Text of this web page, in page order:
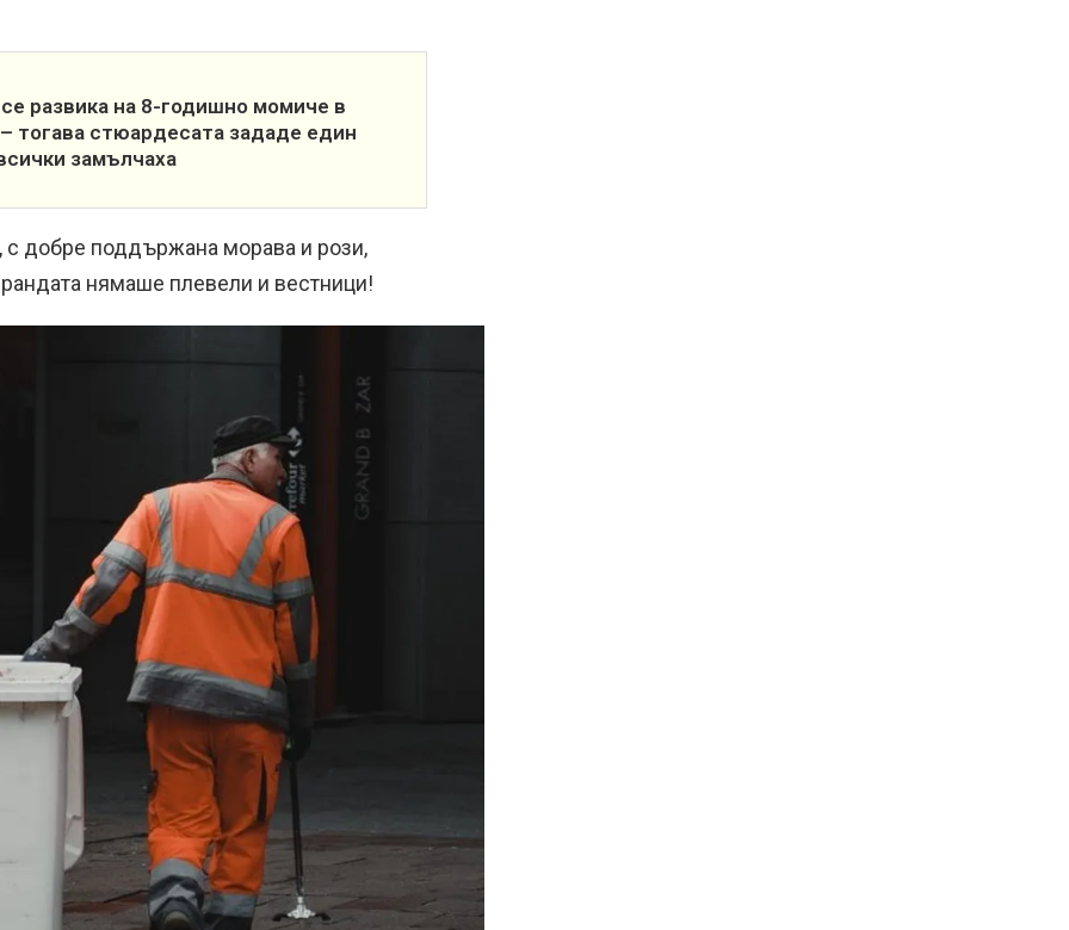
развика на 8-годишно момиче в
тогава стюардесата зададе един
замълчаха
добре поддържана морава и рози,
нямаше плевели и вестници!